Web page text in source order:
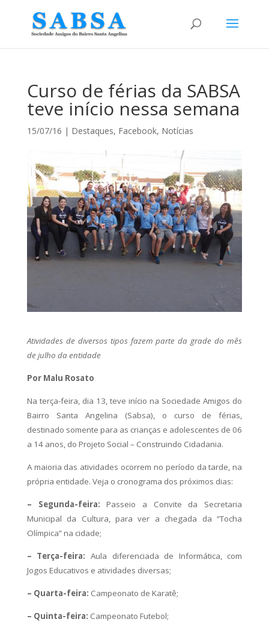
Curso de férias da SABSA
teve início nessa semana
15/07/16 | Destaques, Facebook, Notícias
Atividades de diversos tipos fazem parte da grade do mês
de julho da entidade
Por Malu Rosato
Na terça-feira, dia 13, teve início na Sociedade Amigos do
Bairro Santa Angelina (Sabsa), o curso de férias,
destinado somente para as crianças e adolescentes de 06
a 14 anos, do Projeto Social – Construindo Cidadania.
A maioria das atividades ocorrem no período da tarde, na
própria entidade. Veja o cronograma dos próximos dias:
– Segunda-feira: Passeio a Convite da Secretaria
Municipal da Cultura, para ver a chegada da “Tocha
Olímpica” na cidade;
– Terça-feira: Aula diferenciada de Informática, com
Jogos Educativos e atividades diversas;
– Quarta-feira: Campeonato de Karatê;
– Quinta-feira: Campeonato Futebol;